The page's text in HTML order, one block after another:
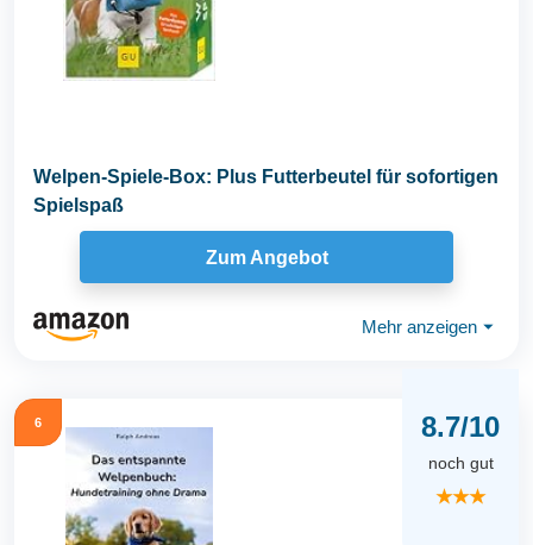
Welpen-Spiele-Box: Plus Futterbeutel für sofortigen
Spielspaß
Zum Angebot
Mehr anzeigen ⏷
6 8.7/10
noch gut
★★★